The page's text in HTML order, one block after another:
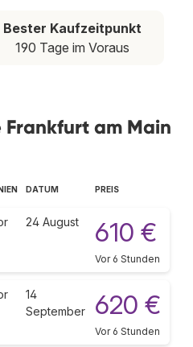
Bester Kaufzeitpunkt
190 Tage im Voraus
am Main
DATUM PREIS
24 August 610 €
Vor 6 Stunden
14
September
620 €
Vor 6 Stunden